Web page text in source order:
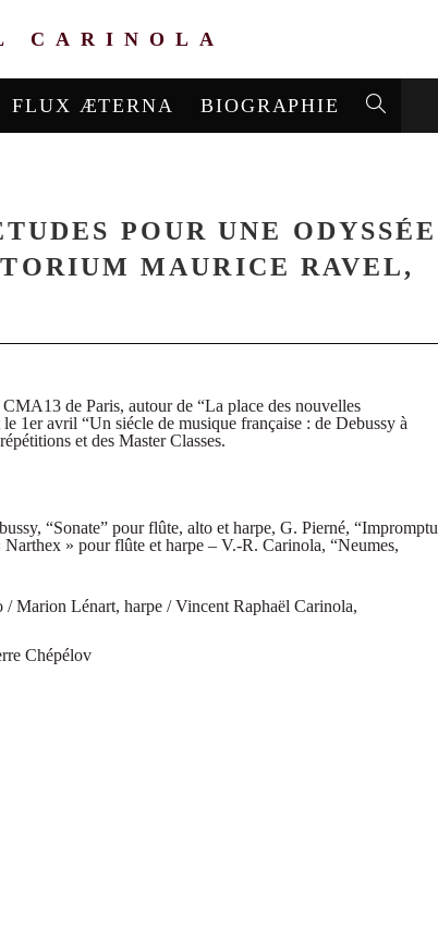
CARINOLA
FLUX ÆTERNA BIOGRAPHIE
POUR UNE ODYSSÉE
MAURICE RAVEL,
de Paris, autour de “La place des nouvelles
1er avril “Un siécle de musique française : de Debussy à
et des Master Classes.
“Sonate” pour flûte, alto et harpe, G. Pierné, “Impromptu
» pour flûte et harpe – V.-R. Carinola, “Neumes,
Marion Lénart, harpe / Vincent Raphaël Carinola,
Chépélov